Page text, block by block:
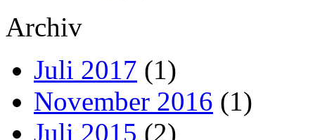
Archiv
Juli 2017 (1)
November 2016 (1)
Juli 2015 (2)